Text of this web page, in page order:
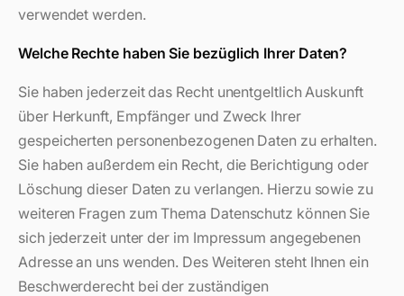
verwendet werden.
Welche Rechte haben Sie bezüglich Ihrer Daten?
Sie haben jederzeit das Recht unentgeltlich Auskunft
über Herkunft, Empfänger und Zweck Ihrer
gespeicherten personenbezogenen Daten zu erhalten.
Sie haben außerdem ein Recht, die Berichtigung oder
Löschung dieser Daten zu verlangen. Hierzu sowie zu
weiteren Fragen zum Thema Datenschutz können Sie
sich jederzeit unter der im Impressum angegebenen
Adresse an uns wenden. Des Weiteren steht Ihnen ein
Beschwerderecht bei der zuständigen